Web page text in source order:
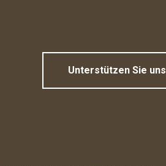
Unterstützen Sie uns